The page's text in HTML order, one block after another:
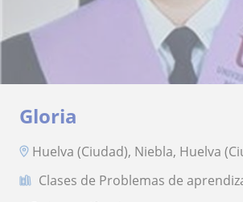
Gloria
Huelva (Ciudad), Niebla, Huelva
Clases de Problemas de